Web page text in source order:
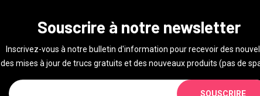
Souscrire à notre newsletter
Inscrivez-vous à notre bulletin d'information pour recevoir des
des mises à jour de trucs gratuits et des nouveaux produits (pas de
SOUSCRIRE